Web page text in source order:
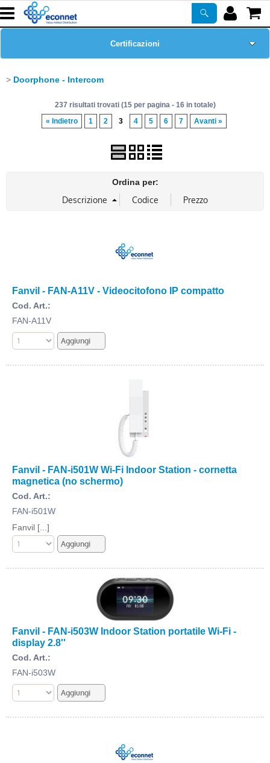
Chi siamo
ASSISTENZA
Certificazioni
Doorphone - Intercom
237 risultati trovati (15 per pagina - 16 in totale)
« Indietro
1 2 3 4 5 6 7 Avanti »
Ordina per:
Fanvil - FAN-A11V - Videocitofono IP compatto
Cod. Art.:
FAN-A11V
Fanvil - FAN-i501W Wi-Fi Indoor Station - cornetta
magnetica (no schermo)
Cod. Art.:
FAN-i501W
Fanvil [...]
Fanvil - FAN-i503W Indoor Station portatile Wi-Fi -
display 2.8''
Cod. Art.:
FAN-i503W